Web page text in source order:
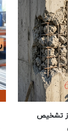
تشخیص